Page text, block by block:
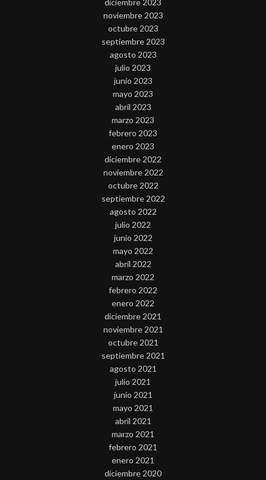
noviembre 2023
octubre 2023
septiembre 2023
agosto 2023
julio 2023
junio 2023
mayo 2023
abril 2023
marzo 2023
febrero 2023
enero 2023
diciembre 2022
noviembre 2022
octubre 2022
septiembre 2022
agosto 2022
julio 2022
junio 2022
mayo 2022
abril 2022
marzo 2022
febrero 2022
enero 2022
diciembre 2021
noviembre 2021
octubre 2021
septiembre 2021
agosto 2021
julio 2021
junio 2021
mayo 2021
abril 2021
marzo 2021
febrero 2021
enero 2021
diciembre 2020